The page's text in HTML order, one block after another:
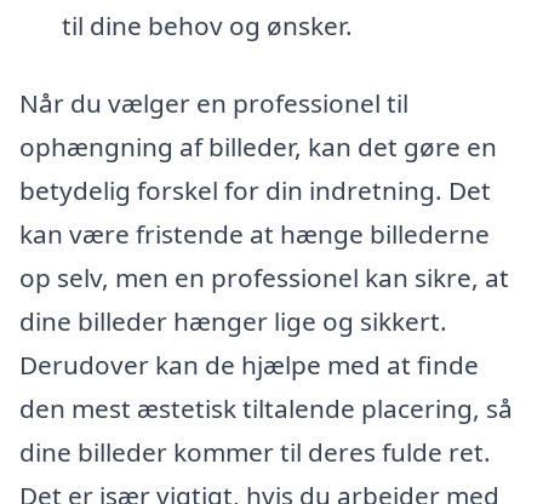
til dine behov og ønsker.
Når du vælger en professionel til
ophængning af billeder, kan det gøre en
betydelig forskel for din indretning. Det
kan være fristende at hænge billederne
op selv, men en professionel kan sikre, at
dine billeder hænger lige og sikkert.
Derudover kan de hjælpe med at finde
den mest æstetisk tiltalende placering, så
dine billeder kommer til deres fulde ret.
Det er især vigtigt, hvis du arbejder med